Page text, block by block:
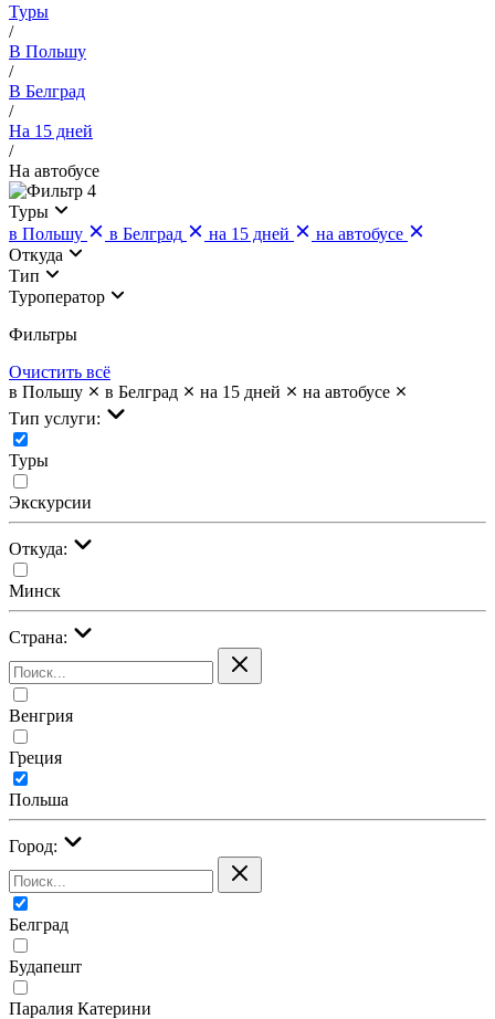
Туры
/
В Польшу
/
В Белград
/
На 15 дней
/
На автобусе
4
Туры
в Польшу
в Белград на 15 дней
на автобусе
Откуда
Тип
Туроператор
Фильтры
Очистить всё
в Польшу
в Белград на 15 дней
на автобусе
Тип услуги:
Туры
Экскурсии
Откуда:
Минск
Страна:
Венгрия
Греция
Польша
Город:
Белград
Будапешт
Паралия Катерини